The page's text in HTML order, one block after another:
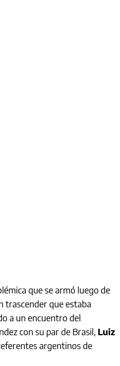
que se armó luego de
trascender que estaba
a un encuentro del
con su par de Brasil, Luiz
argentinos de